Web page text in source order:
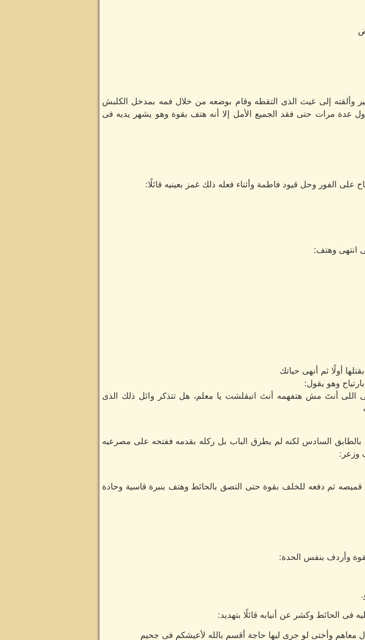
وألقته إلى غيث الذى التقطه وقام بوضعه من خلال فمه بمدخل الكلبش
عدة مرات حتى فقد الجميع الأمل إلا أنه هتف بقوة وهو يشهر يديه فى
الفور وحل قيود فاطمة وأثناء فعله ذلك غمز بعينيه قائلًا:
انتهى وهتف:
أولًا ثم أنهى حياتك
وهو يقول:
اللى أنتَ مش هتفهمه أنتَ اتبقلشت يا معلم، هل تتذكر وائل ذلك الذى
السادس لكنه لم يطرق الباب بل ركله بقدمه ففتحه على مصرعيه
وزعر:
ثم دفعه للخلف بقوة حتى التصق بالحائط وهتف بنبرة قاسية وحادة
وأردف بنفس الحدة:
الحائط وكشر عن أنيابه قائلًا بتهديد:
وأختى لو جرى ليها حاجة أقسم بالله لأعيشكم فى جحيم